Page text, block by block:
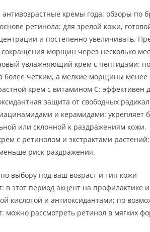
кремы года: обзоры по
ретинола: для зрелой кожи,
и постепенно увеличивать.
морщин через несколько
увлажняющий крем с пептидами:
более четким, а мелкие морщины менее
крем с витамином C:
защита от свободных
и керамидами: укрепляет
или склонной к раздражениям кожи.
с ретинолом и экстрактами
риск раздражения.
выбору под ваш возраст и тип кожи
в этот период акцент на
кислотой и антиоксидантами; по
можно рассмотреть ретинол в мягких